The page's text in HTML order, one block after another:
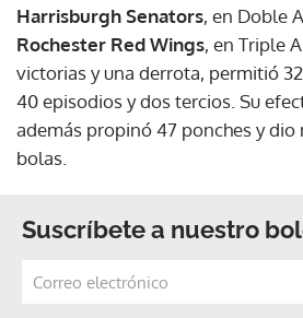
Harrisburgh Senators, en Doble
Rochester Red Wings, en Triple
victorias y una derrota, permitió
40 episodios y dos tercios. Su
además propinó 47 ponches y dio
bolas.
Suscríbete a nuestro